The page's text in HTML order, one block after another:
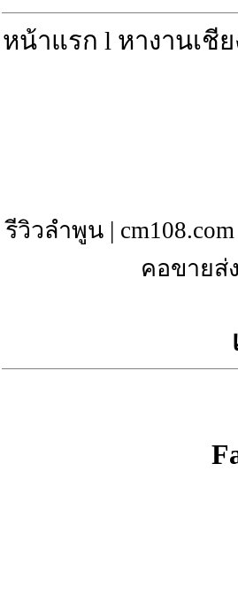
หน้าแรก l หางานเชี
รีวิวลำพูน | cm108.com
คอขายส่